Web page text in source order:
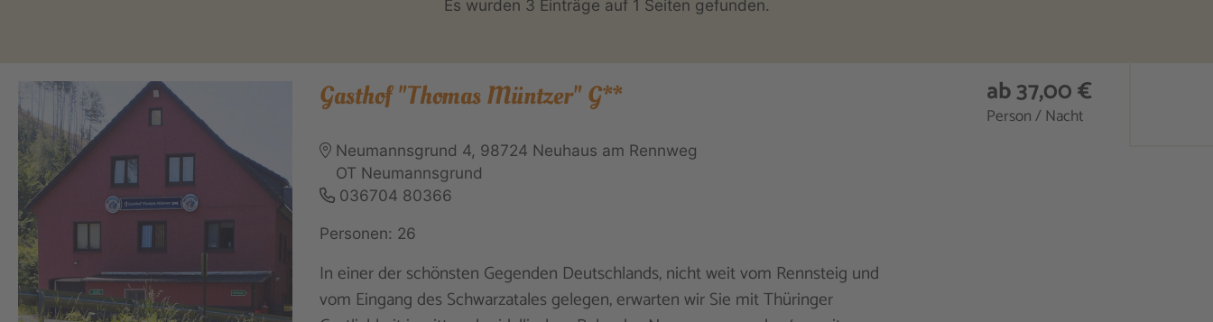
Es wurden 3 Einträge auf 1 Seiten gefunden.
Gasthof "Thomas Müntzer" G**
Neumannsgrund 4, 98724 Neuhaus am Rennweg
OT Neumannsgrund
036704 80366
Personen: 26
In einer der schönsten Gegenden Deutschlands, nicht weit vom Rennsteig und
vom Eingang des Schwarzatales gelegen, erwarten wir Sie mit Thüringer
ab 37,00 €
Person / Nacht